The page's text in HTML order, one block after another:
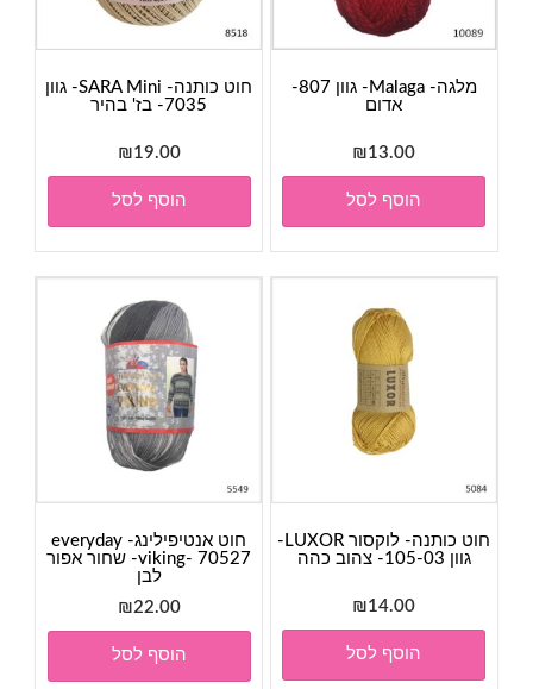
מלגה- Malaga- גוון 807-
אדום
₪13.00
הוסף לסל
חוט כותנה- SARA Mini- גוון
7035- בז' בהיר
₪19.00
הוסף לסל
חוט כותנה- לוקסור LUXOR-
גוון 105-03- צהוב כהה
₪14.00
הוסף לסל
חוט אנטיפילינג- everyday
viking- 70527- שחור אפור
לבן
₪22.00
הוסף לסל